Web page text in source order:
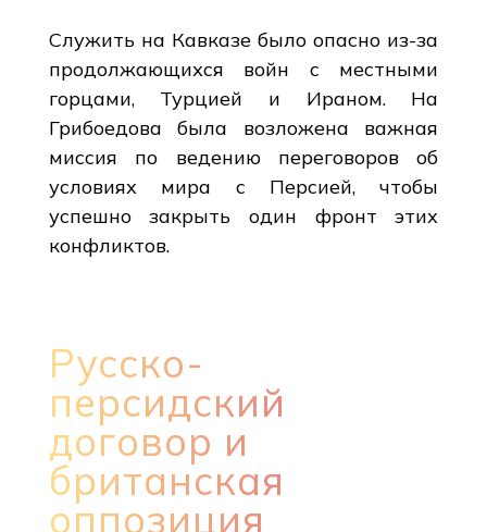
Служить на Кавказе было опасно из-за
продолжающихся войн с местными
горцами, Турцией и Ираном. На
Грибоедова была возложена важная
миссия по ведению переговоров об
условиях мира с Персией, чтобы
успешно закрыть один фронт этих
конфликтов.
Русско-
персидский
договор и
британская
оппозиция